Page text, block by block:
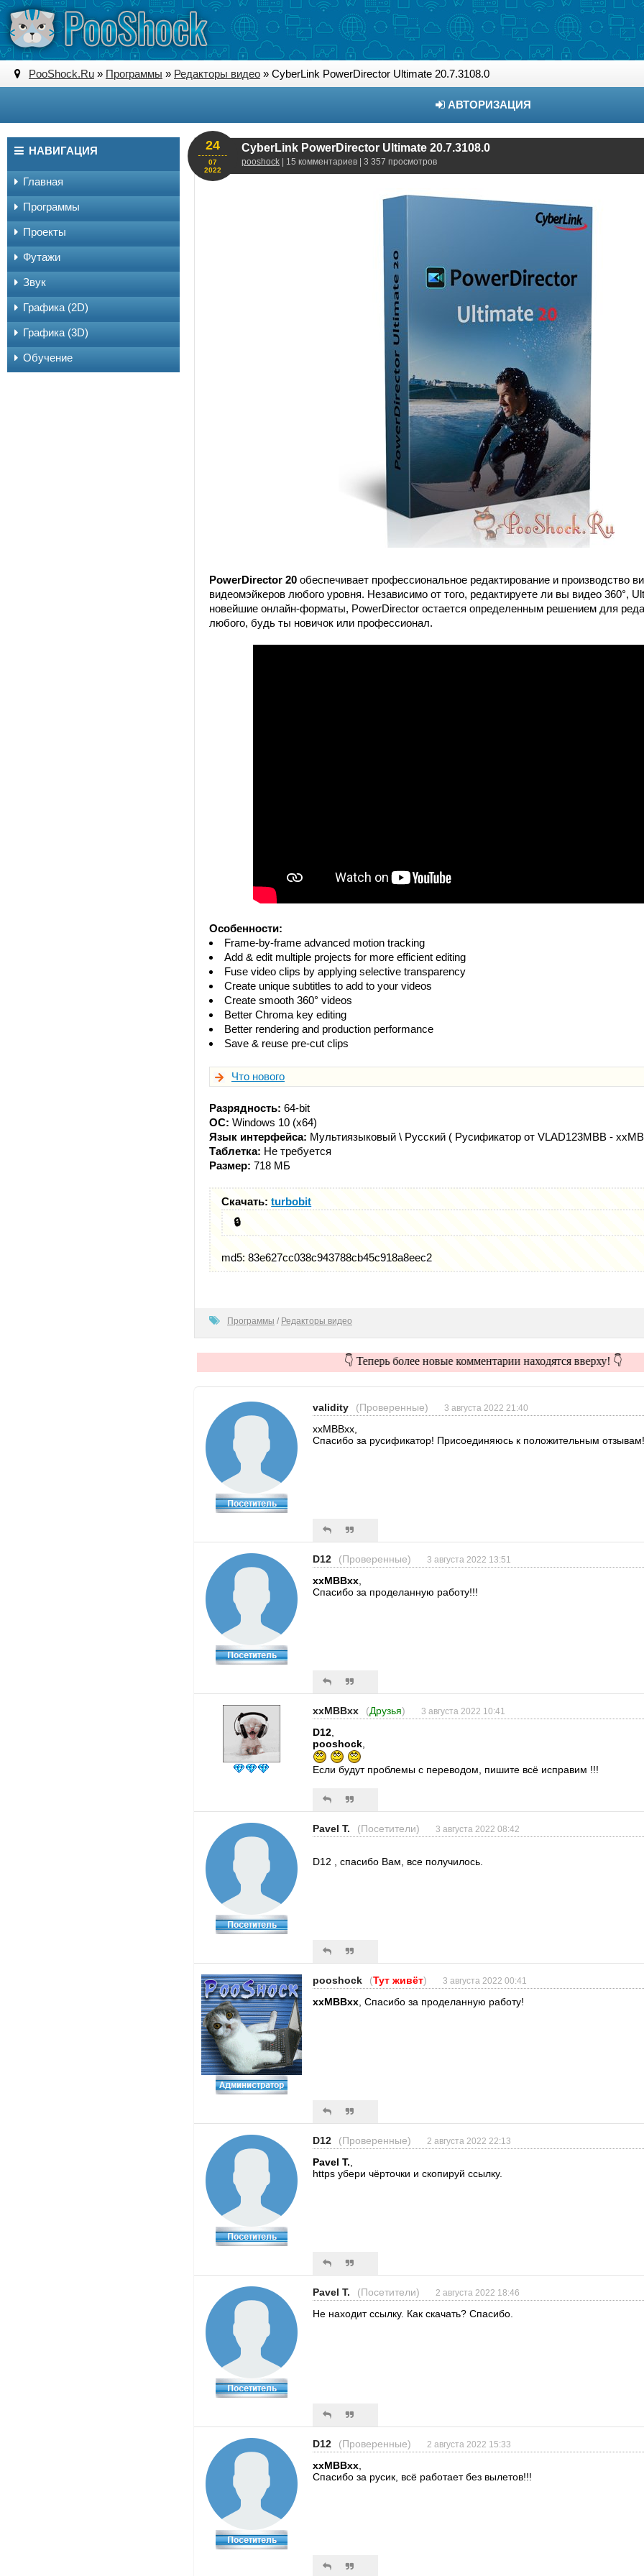
PooShock.Ru » Программы » Редакторы видео » CyberLink PowerDirector Ultimate 20.7.3108.0
АВТОРИЗАЦИЯ
CyberLink PowerDirector Ultimate 20.7.3108.0
pooshock | 15 комментариев | 3 357 просмотров
24
07
2022
PowerDirector 20 обеспечивает профессиональное редактирование и производство
видеомэйкеров любого уровня. Независимо от того, редактируете ли вы видео 360°,
новейшие онлайн-форматы, PowerDirector остается определенным решением для
любого, будь ты новичок или профессионал.
Особенности:
Frame-by-frame advanced motion tracking
Add & edit multiple projects for more efficient editing
Fuse video clips by applying selective transparency
Create unique subtitles to add to your videos
Create smooth 360° videos
Better Chroma key editing
Better rendering and production performance
Save & reuse pre-cut clips
Что нового
Разрядность: 64-bit
ОС: Windows 10 (x64)
Язык интерфейса: Мультиязыковый \ Русский ( Русификатор от VLAD123MBB -
Таблетка: Не требуется
Размер: 718 МБ
Скачать:turbobit
🔒
md5: 83e627cc038c943788cb45c918a8eec2
Программы / Редакторы видео
👇 Теперь более новые комментарии находятся вверху! 👇
validity (Проверенные) 3 августа 2022 21:40
xxMBBxx,
Спасибо за русификатор! Присоединяюсь к положительным отзывам!
D12 (Проверенные) 3 августа 2022 13:51
xxMBBxx
Спасибо за проделанную работу!!!
xxMBBxx (Друзья) 3 августа 2022 10:41
D12
pooshock
Если будут проблемы с переводом, пишите всё исправим !!!
Pavel T. (Посетители) 3 августа 2022 08:42
D12 , спасибо Вам, все получилось.
pooshock (Тут живёт) 3 августа 2022 00:41
xxMBBxx , Спасибо за проделанную работу!
D12 (Проверенные) 2 августа 2022 22:13
Pavel T.
https убери чёрточки и скопируй ссылку.
Pavel T. (Посетители) 2 августа 2022 18:46
Не находит ссылку. Как скачать? Спасибо.
D12 (Проверенные) 2 августа 2022 15:33
xxMBBxx
Спасибо за русик, всё работает без вылетов!!!
НАВИГАЦИЯ
Главная
Программы
Проекты
Футажи
Звук
Графика (2D)
Графика (3D)
Обучение